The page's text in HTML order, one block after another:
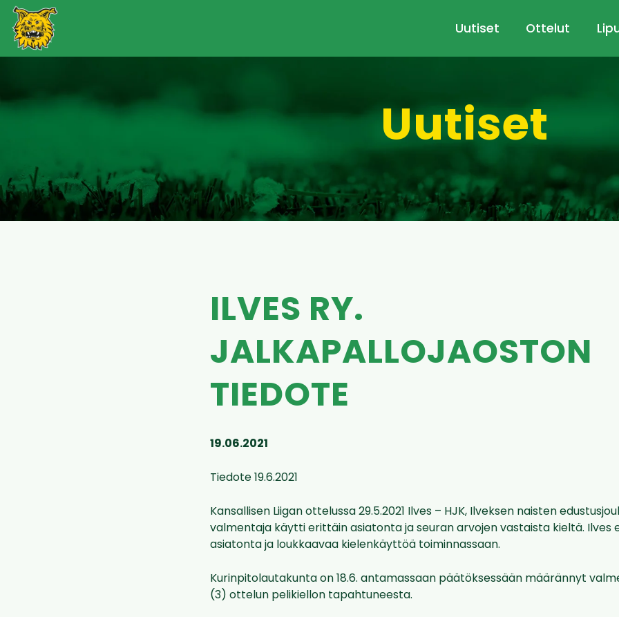
Uutiset Ottelut
Uutiset
ILVES RY.
JALKAPALLOJAOSTON
TIEDOTE
19.06.2021
Tiedote 19.6.2021
Kansallisen Liigan ottelussa 29.5.2021 Ilves – HJK, Ilveksen naisten
valmentaja käytti erittäin asiatonta ja seuran arvojen vastaista kieltä. Ilves
asiatonta ja loukkaavaa kielenkäyttöä toiminnassaan.
Kurinpitolautakunta on 18.6. antamassaan päätöksessään määrännyt
(3) ottelun pelikiellon tapahtuneesta.